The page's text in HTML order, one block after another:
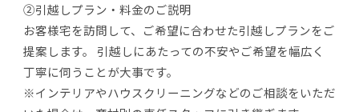
②引越しプラン・料金のご説明
お客様宅を訪問して、ご希望に合わせた引越しプランをご
提案します。 引越しにあたっての不安やご希望を幅広く
丁寧に伺うことが大事です。
※インテリアやハウスクリーニングなどのご相談をいただ